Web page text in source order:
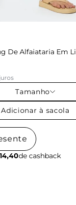
De Alfaiataria Em
Tamanho
Adicionar à sacola
de cashback